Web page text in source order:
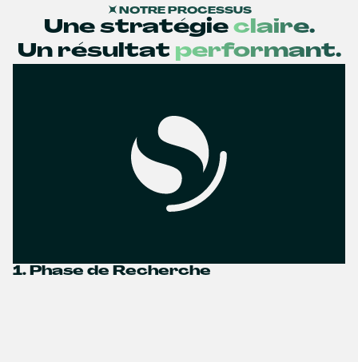
NOTRE PROCESSUS
Une stratégie claire.
Un résultat performant.
1. Phase de Recherche